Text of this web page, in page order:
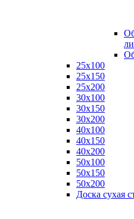
25х100
25х150
25х200
30х100
30х150
30х200
40х100
40х150
40х200
50х100
50х150
50х200
Доска сухая